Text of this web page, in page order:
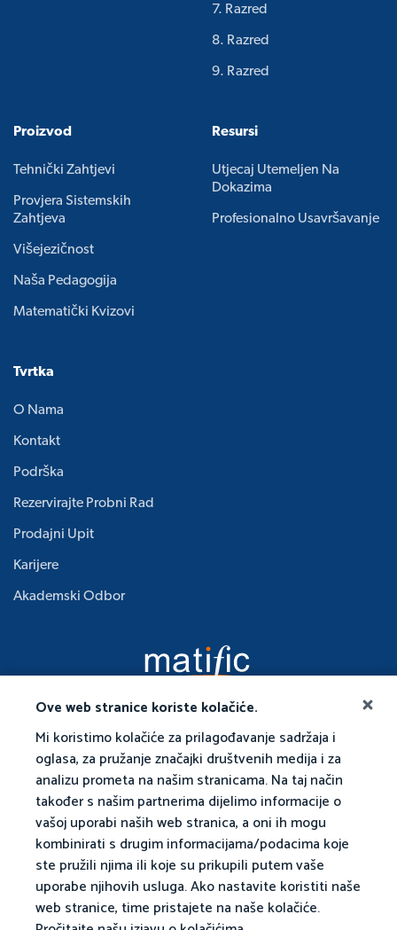
Ove web stranice koriste kolačiće.
Mi koristimo kolačiće za prilagođavanje sadržaja i
oglasa, za pružanje značajki društvenih medija i za
analizu prometa na našim stranicama. Na taj način
također s našim partnerima dijelimo informacije o
vašoj uporabi naših web stranica, a oni ih mogu
kombinirati s drugim informacijama/podacima koje
ste pružili njima ili koje su prikupili putem vaše
uporabe njihovih usluga. Ako nastavite koristiti naše
web stranice, time pristajete na naše kolačiće.
7. Razred
8. Razred
9. Razred
Proizvod
Tehnički Zahtjevi
Provjera Sistemskih
Zahtjeva
Višejezičnost
Naša Pedagogija
Matematički Kvizovi
Resursi
Utjecaj Utemeljen Na
Dokazima
Profesionalno Usavršavanje
Tvrtka
O Nama
Kontakt
Podrška
Rezervirajte Probni Rad
Prodajni Upit
Karijere
Akademski Odbor